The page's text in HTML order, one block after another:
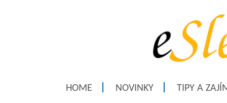
HOME NOVINKY TIPY A